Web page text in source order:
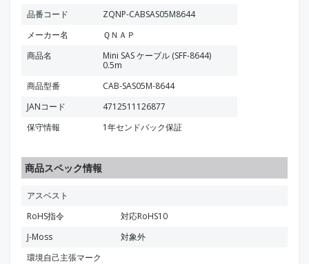
品番コード
ZQNP-CABSAS05M8644
メーカー名
ＱＮＡＰ
商品名
Mini SAS ケーブル (SFF-8644)
0.5m
商品型番
CAB-SAS05M-8644
JANコード
4712511126877
保守情報
1年センドバック保証
商品スペック情報
アスベスト
RoHS指令
対応RoHS10
J-Moss
対象外
環境自己主張マーク